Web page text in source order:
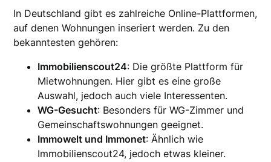
In Deutschland gibt es zahlreiche Online-Plattformen,
auf denen Wohnungen inseriert werden. Zu den
bekanntesten gehören:
Immobilienscout24: Die größte Plattform für
Mietwohnungen. Hier gibt es eine große
Auswahl, jedoch auch viele Interessenten.
WG-Gesucht: Besonders für WG-Zimmer und
Gemeinschaftswohnungen geeignet.
Immowelt und Immonet: Ähnlich wie
Immobilienscout24, jedoch etwas kleiner.